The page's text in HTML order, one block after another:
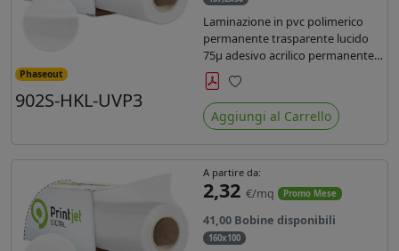
Phaseout
902S-HKL-UVP3
Laminazione in pvc polimerico
permanente trasparente lucido
75µ adesivo acrilico permanente
durata 5 anni con filtro uv, carta
kraft. Ideale per stampe con
inchiostro ecosolvente, UV e latex.
Preferiti
Aggiungi al Carrello
A partire da:
2,32 €/mq Promo Mese
41,00 Bobine disponibili
160x100